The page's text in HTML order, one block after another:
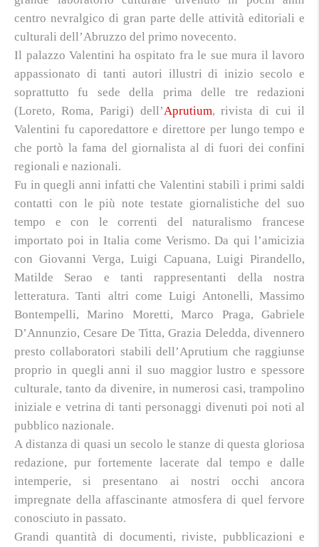
centro nevralgico di gran parte delle attività editoriali e
culturali dell’Abruzzo del primo novecento.
Il palazzo Valentini ha ospitato fra le sue mura il lavoro
appassionato di tanti autori illustri di inizio secolo e
soprattutto fu sede della prima delle tre redazioni
(Loreto, Roma, Parigi) dell’Aprutium, rivista di cui il
Valentini fu caporedattore e direttore per lungo tempo e
che portò la fama del giornalista al di fuori dei confini
regionali e nazionali.
Fu in quegli anni infatti che Valentini stabilì i primi saldi
contatti con le più note testate giornalistiche del suo
tempo e con le correnti del naturalismo francese
importato poi in Italia come Verismo. Da qui l’amicizia
con Giovanni Verga, Luigi Capuana, Luigi Pirandello,
Matilde Serao e tanti rappresentanti della nostra
letteratura. Tanti altri come Luigi Antonelli, Massimo
Bontempelli, Marino Moretti, Marco Praga, Gabriele
D’Annunzio, Cesare De Titta, Grazia Deledda, divennero
presto collaboratori stabili dell’Aprutium che raggiunse
proprio in quegli anni il suo maggior lustro e spessore
culturale, tanto da divenire, in numerosi casi, trampolino
iniziale e vetrina di tanti personaggi divenuti poi noti al
pubblico nazionale.
A distanza di quasi un secolo le stanze di questa gloriosa
redazione, pur fortemente lacerate dal tempo e dalle
intemperie, si presentano ai nostri occhi ancora
impregnate della affascinante atmosfera di quel fervore
conosciuto in passato.
Grandi quantità di documenti, riviste, pubblicazioni e